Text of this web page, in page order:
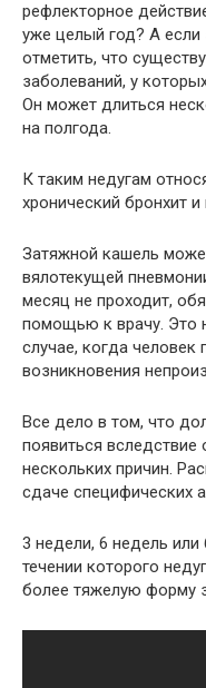
рефлекторное
уже целый год? А
отметить, что
заболеваний, у
Он может длиться
на полгода.
К таким недугам
хронический бронхит и
Затяжной кашель
вялотекущей
месяц не проходит,
помощью к врачу. Это
случае, когда человек
возникновения
Все дело в том, что
появиться вследствие
нескольких причин.
сдаче специфических
3 недели, 6 недель
течении которого
более тяжелую форму